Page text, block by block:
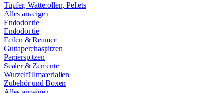
Tupfer, Watterollen, Pellets
Alles anzeigen
Endodontie
Endodontie
Feilen & Reamer
Guttaperchaspitzen
Papierspitzen
Sealer & Zemente
Wurzelfüllmaterialien
Zubehör und Boxen